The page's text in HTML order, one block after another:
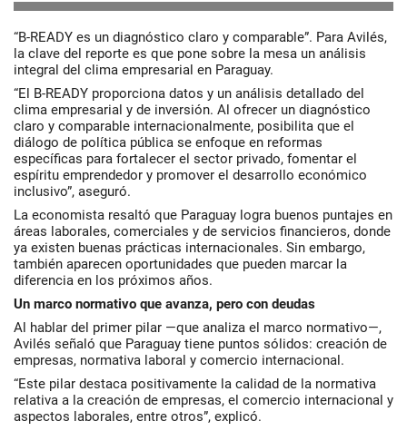
“B-READY es un diagnóstico claro y comparable”. Para Avilés,
la clave del reporte es que pone sobre la mesa un análisis
integral del clima empresarial en Paraguay.
“El B-READY proporciona datos y un análisis detallado del
clima empresarial y de inversión. Al ofrecer un diagnóstico
claro y comparable internacionalmente, posibilita que el
diálogo de política pública se enfoque en reformas
específicas para fortalecer el sector privado, fomentar el
espíritu emprendedor y promover el desarrollo económico
inclusivo”, aseguró.
La economista resaltó que Paraguay logra buenos puntajes en
áreas laborales, comerciales y de servicios financieros, donde
ya existen buenas prácticas internacionales. Sin embargo,
también aparecen oportunidades que pueden marcar la
diferencia en los próximos años.
Un marco normativo que avanza, pero con deudas
Al hablar del primer pilar —que analiza el marco normativo—,
Avilés señaló que Paraguay tiene puntos sólidos: creación de
empresas, normativa laboral y comercio internacional.
“Este pilar destaca positivamente la calidad de la normativa
relativa a la creación de empresas, el comercio internacional y
aspectos laborales, entre otros”, explicó.